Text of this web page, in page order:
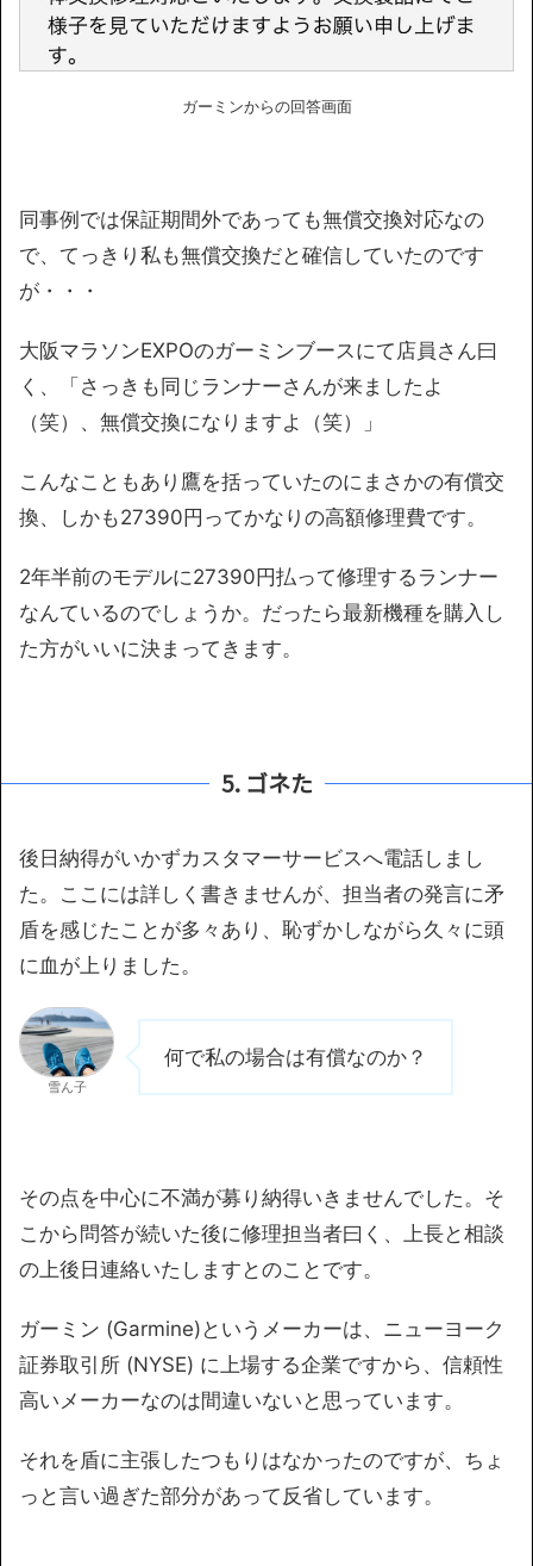
ガーミンからの回答画面
同事例では保証期間外であっても無償交換対応なの
で、てっきり私も無償交換だと確信していたのです
が・・・
大阪マラソンEXPOのガーミンブースにて店員さん曰
く、「さっきも同じランナーさんが来ましたよ
（笑）、無償交換になりますよ（笑）」
こんなこともあり鷹を括っていたのにまさかの有償交
換、しかも27390円ってかなりの高額修理費です。
2年半前のモデルに27390円払って修理するランナー
なんているのでしょうか。だったら最新機種を購入し
た方がいいに決まってきます。
5. ゴネた
後日納得がいかずカスタマーサービスへ電話しまし
た。ここには詳しく書きませんが、担当者の発言に矛
盾を感じたことが多々あり、恥ずかしながら久々に頭
に血が上りました。
雪ん子
何で私の場合は有償なのか？
その点を中心に不満が募り納得いきませんでした。そ
こから問答が続いた後に修理担当者曰く、上長と相談
の上後日連絡いたしますとのことです。
ガーミン (Garmine)というメーカーは、ニューヨーク
証券取引所 (NYSE) に上場する企業ですから、信頼性
高いメーカーなのは間違いないと思っています。
それを盾に主張したつもりはなかったのですが、ちょ
っと言い過ぎた部分があって反省しています。